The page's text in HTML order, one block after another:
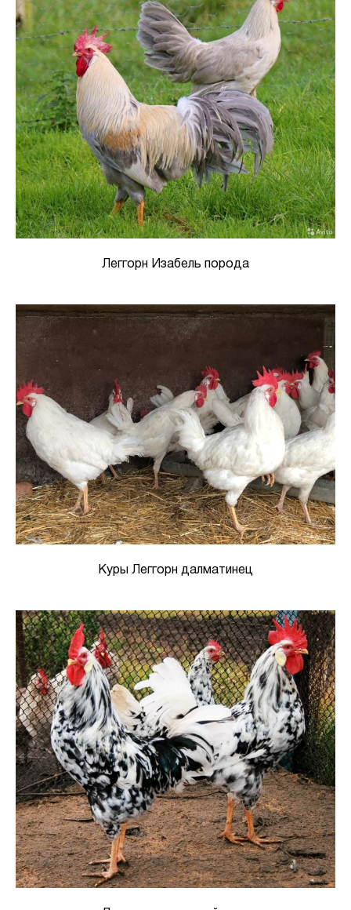
Леггорн Изабель порода
Куры Леггорн далматинец